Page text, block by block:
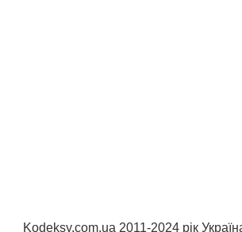
Kodeksy.com.ua 2011-2024 рік